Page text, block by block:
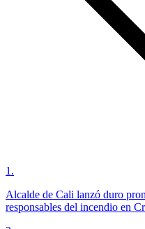
1 .
Alcalde de Cali lanzó duro
responsables del incendio en